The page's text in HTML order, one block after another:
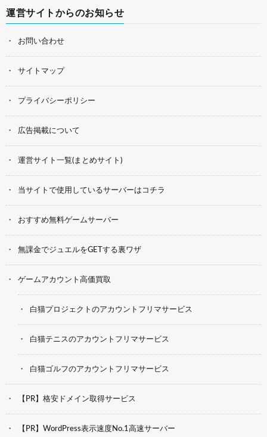
運営サイトからのお知らせ
お問い合わせ
サイトマップ
プライバシーポリシー
広告掲載について
運営サイト一覧(まとめサイト)
当サイトで使用しているサーバーはコチラ
おすすめ無料ゲームサーバー
無課金でジュエルをGETする裏ワザ
ゲームアカウント高価買取
白猫プロジェクトのアカウントフリマサービス
白猫テニスのアカウントフリマサービス
白猫ゴルフのアカウントフリマサービス
【PR】格安ドメイン取得サービス
【PR】WordPress表示速度No.1高速サーバー